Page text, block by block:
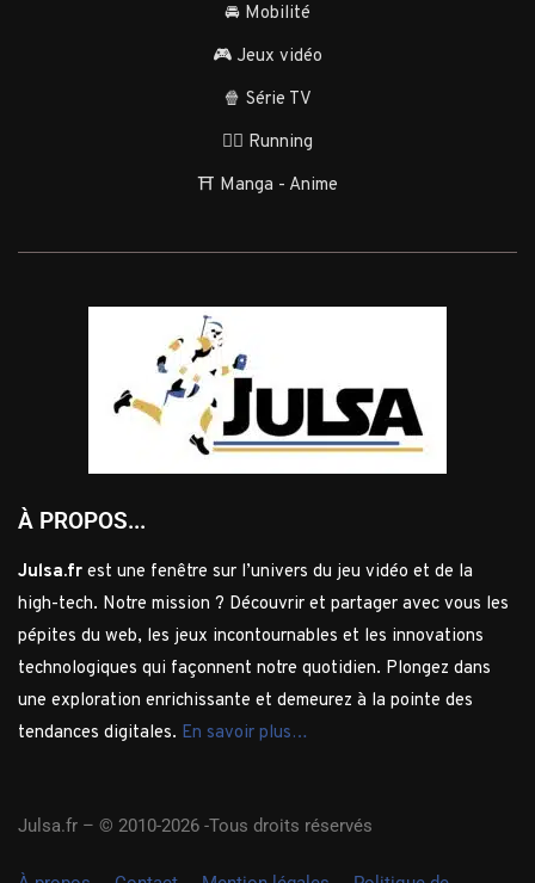
🚘 Mobilité
🎮 Jeux vidéo
🍿 Série TV
🏃‍♂️ Running
⛩️ Manga - Anime
À PROPOS...
Julsa.fr est une fenêtre sur l’univers du jeu vidéo et de la
high-tech. Notre mission ? Découvrir et partager avec vous les
pépites du web, les jeux incontournables et les innovations
technologiques qui façonnent notre quotidien. Plongez dans
une exploration enrichissante et demeurez à la pointe des
tendances digitales. En savoir plus…
Julsa.fr – © 2010-2026 -Tous droits réservés